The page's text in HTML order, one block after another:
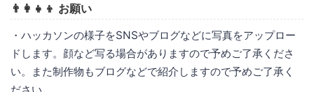
👨‍👩‍👧‍👦 お願い
・ハッカソンの様子をSNSやブログなどに写真をアップロー
ドします。顔など写る場合がありますので予めご了承くださ
い。また制作物もブログなどで紹介しますので予めご了承く